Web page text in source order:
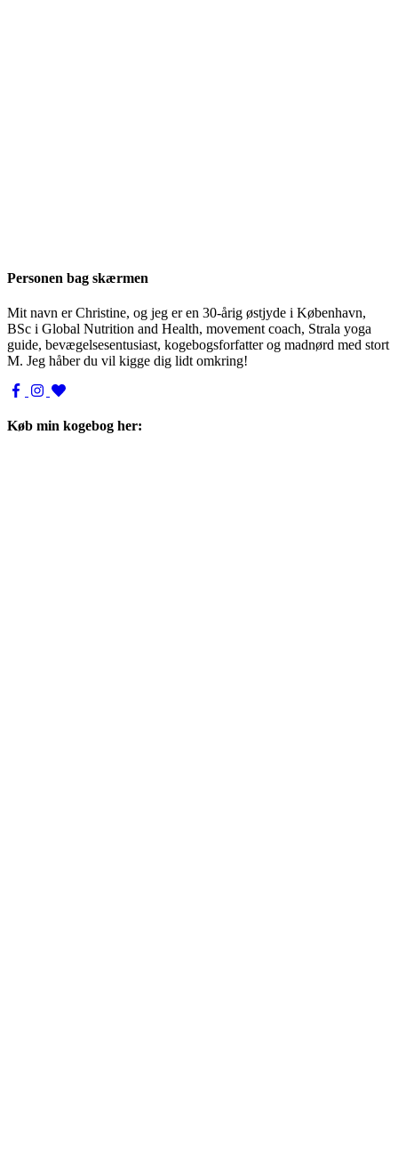
Personen bag skærmen
Mit navn er Christine, og jeg er en 30-årig østjyde i København,
BSc i Global Nutrition and Health, movement coach, Strala yoga
guide, bevægelsesentusiast, kogebogsforfatter og madnørd med stort
M. Jeg håber du vil kigge dig lidt omkring!
Køb min kogebog her: